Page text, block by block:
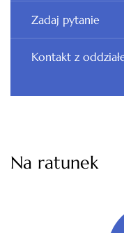
Zadaj pytanie
Kontakt z
Na ratunek